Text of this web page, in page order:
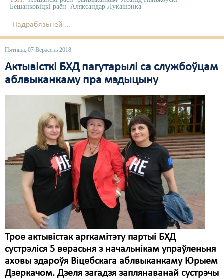
Бешанковіцкі раён
Аляксандар Лукашэнка
Падрабязьней ...
Пятніца, 07 Верасень 2018
Актывісткі БХД пагутарылі са службоўцам
аблвыканкаму пра мэдыцыну
Трое актывістак аргкамітэту партыі БХД
сустрэліся 5 верасьня з начальнікам упраўленьня
аховы здароўя Віцебскага аблвыканкаму Юрыем
Дзеркачом. Дзеля загадзя заплянаванай сустрэчы